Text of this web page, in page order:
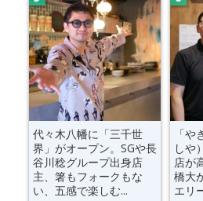
代々木八幡に「三千世
界」がオープン。SGや長
谷川稔グループ出身店
主、箸もフォークもな
い、五感で楽しむ...
「
しや
店が
橋大
エリ